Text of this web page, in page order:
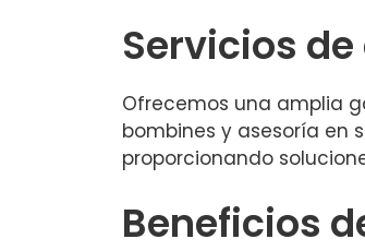
Servicios
Ofrecemos una amplia
bombines y asesoría en
proporcionando
Beneficios